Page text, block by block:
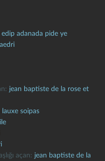
edip adanada pide ye
laedri
jean baptiste de la rose et
soipas
açan: jean baptiste de la